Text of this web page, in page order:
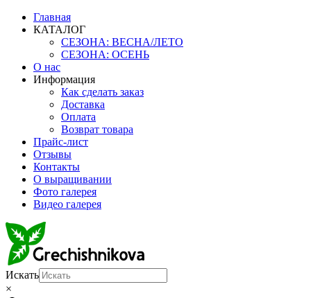
Главная
КАТАЛОГ
СЕЗОНА: ВЕСНА/ЛЕТО
СЕЗОНА: ОСЕНЬ
О нас
Информация
Как сделать заказ
Доставка
Оплата
Возврат товара
Прайс-лист
Отзывы
Контакты
О выращивании
Фото галерея
Видео галерея
Искать
×